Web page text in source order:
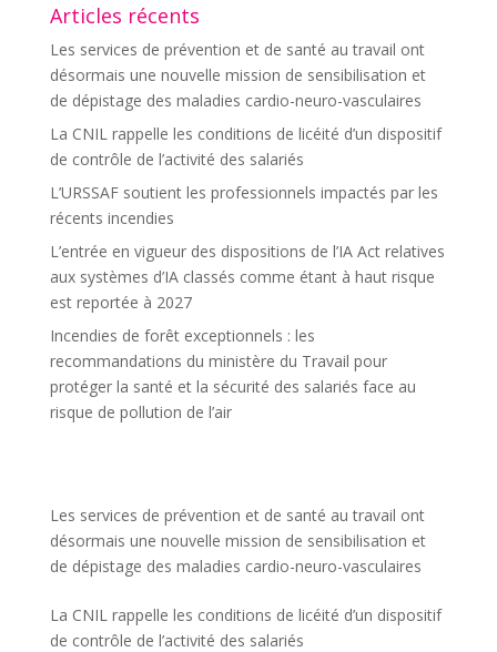
Articles récents
Les services de prévention et de santé au travail ont
désormais une nouvelle mission de sensibilisation et
de dépistage des maladies cardio-neuro-vasculaires
La CNIL rappelle les conditions de licéité d’un dispositif
de contrôle de l’activité des salariés
L’URSSAF soutient les professionnels impactés par les
récents incendies
L’entrée en vigueur des dispositions de l’IA Act relatives
aux systèmes d’IA classés comme étant à haut risque
est reportée à 2027
Incendies de forêt exceptionnels : les
recommandations du ministère du Travail pour
protéger la santé et la sécurité des salariés face au
risque de pollution de l’air
Les services de prévention et de santé au travail ont
désormais une nouvelle mission de sensibilisation et
de dépistage des maladies cardio-neuro-vasculaires
La CNIL rappelle les conditions de licéité d’un dispositif
de contrôle de l’activité des salariés